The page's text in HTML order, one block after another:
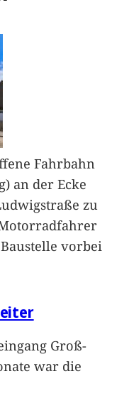
Fahrbahn
an der Ecke
zu
vorbei
Groß-
war die